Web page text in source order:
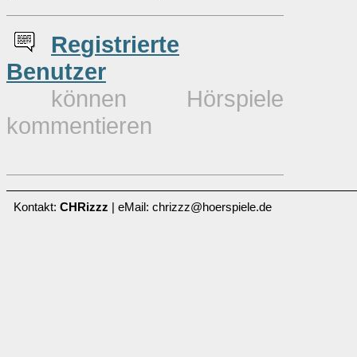
Registrierte
Benutzer
können Hörspiele
kommentieren
Kontakt: CHRizzz | eMail: chrizzz@hoerspiele.de